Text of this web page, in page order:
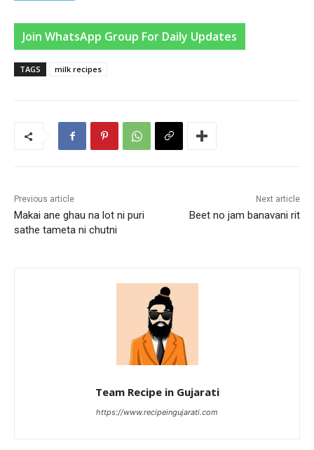
Join WhatsApp Group For Daily Updates
TAGS milk recipes
Previous article
Makai ane ghau na lot ni puri
sathe tameta ni chutni
Next article
Beet no jam banavani rit
Team Recipe in Gujarati
https://www.recipeingujarati.com